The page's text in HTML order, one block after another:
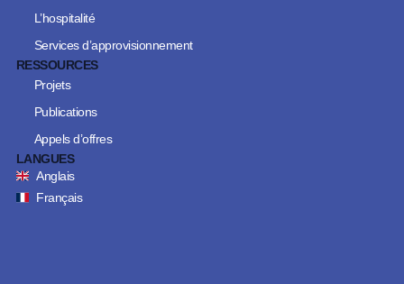
L’hospitalité
Services d’approvisionnement
RESSOURCES
Projets
Publications
Appels d’offres
LANGUES
Anglais
Français